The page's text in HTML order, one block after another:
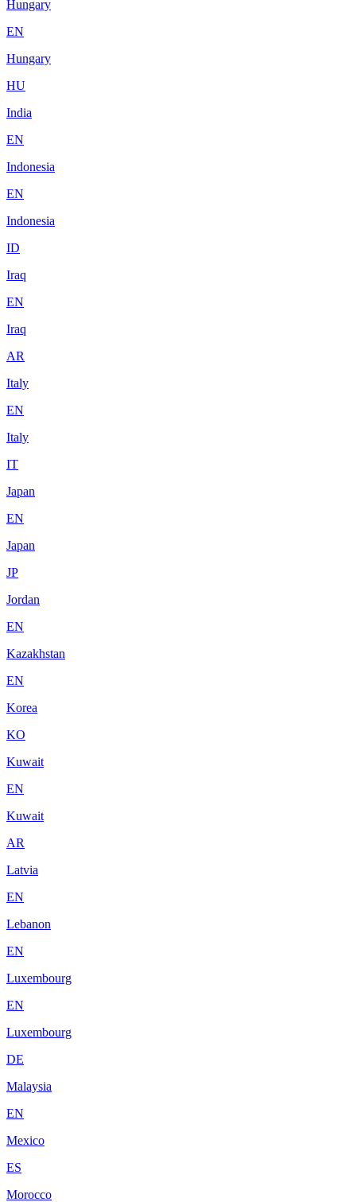
Hungary
EN
Hungary
HU
India
EN
Indonesia
EN
Indonesia
ID
Iraq
EN
Iraq
AR
Italy
EN
Italy
IT
Japan
EN
Japan
JP
Jordan
EN
Kazakhstan
EN
Korea
KO
Kuwait
EN
Kuwait
AR
Latvia
EN
Lebanon
EN
Luxembourg
EN
Luxembourg
DE
Malaysia
EN
Mexico
ES
Morocco